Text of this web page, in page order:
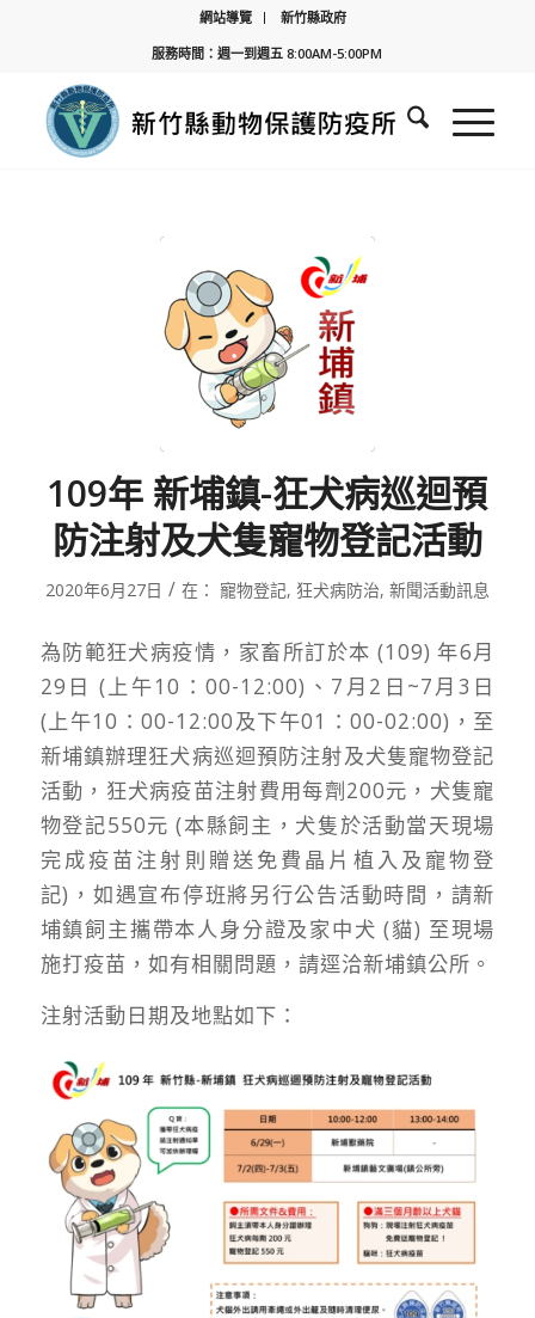
網站導覽
新竹縣政府
服務時間：週一到週五 8:00AM-5:00PM
109年 新埔鎮-狂犬病巡迴預
防注射及犬隻寵物登記活動
2020年6月27日 / 在： 寵物登記, 狂犬病防治, 新聞活動訊息
為防範狂犬病疫情，家畜所訂於本 (109) 年6月
29日 (上午10：00-12:00)、7月2日~7月3日
(上午10：00-12:00及下午01：00-02:00)，至
新埔鎮辦理狂犬病巡迴預防注射及犬隻寵物登記
活動，狂犬病疫苗注射費用每劑200元，犬隻寵
物登記550元 (本縣飼主，犬隻於活動當天現場
完成疫苗注射則贈送免費晶片植入及寵物登
記)，如遇宣布停班將另行公告活動時間，請新
埔鎮飼主攜帶本人身分證及家中犬 (貓) 至現場
施打疫苗，如有相關問題，請逕洽新埔鎮公所。
注射活動日期及地點如下：